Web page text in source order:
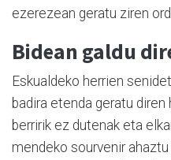
ezerezean geratu ziren
Bidean galdu
Eskualdeko herrien
badira etenda geratu diren
berririk ez dutenak eta
mendeko sourvenir